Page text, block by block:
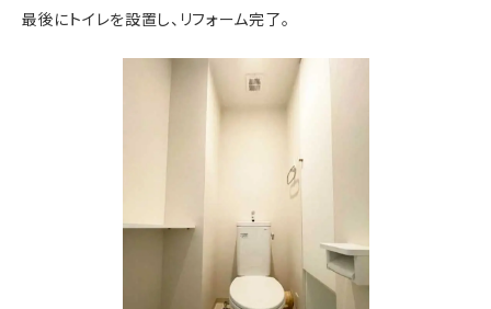
最後にトイレを設置し、リフォーム完了。